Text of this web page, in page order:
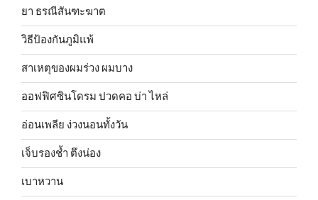
ยา ธรณีสันฑะฆาต
วิธีป้องกันภูมิแพ้
สาเหตุของผมร่วง ผมบาง
ออฟฟิศซินโดรม ปวดคอ บ่า ไหล่
อ่อนเพลีย ง่วงนอนทั้งวัน
เจ็บรองช้ำ ตึงน่อง
เบาหวาน